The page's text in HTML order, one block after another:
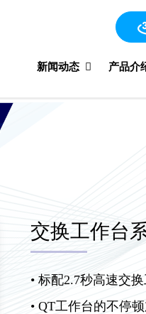
新闻动态 产品介
交换工作台
• 标配2.7秒高速交
• QT工作台的不停